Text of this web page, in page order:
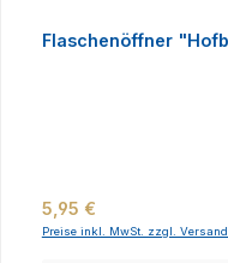
Flaschenöffner
Regulärer Preis:
5,95 €
Preise inkl. MwSt. zzgl.